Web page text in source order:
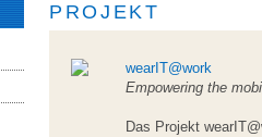
PROJEKT
wearIT@work
Empowering the
Das Projekt